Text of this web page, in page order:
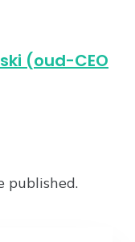
(oud-CEO
published.